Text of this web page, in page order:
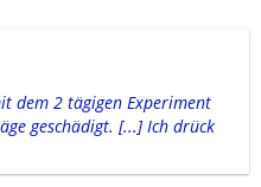
dem 2 tägigen Experiment
geschädigt. [...] Ich drück